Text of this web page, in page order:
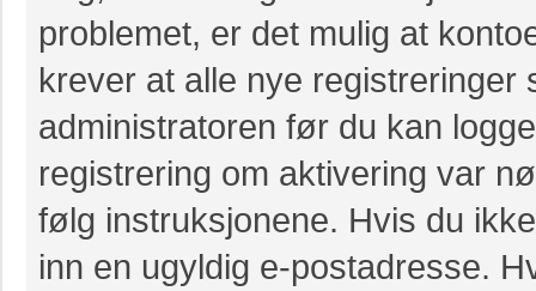
problemet, er det mulig at
krever at alle nye
administratoren før du kan
registrering om aktivering var
følg instruksjonene. Hvis du
inn en ugyldig e-postadresse.